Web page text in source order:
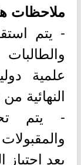
ملاحظات
- يتم
علمية
النهائية
- يتم
بعد اجتياز